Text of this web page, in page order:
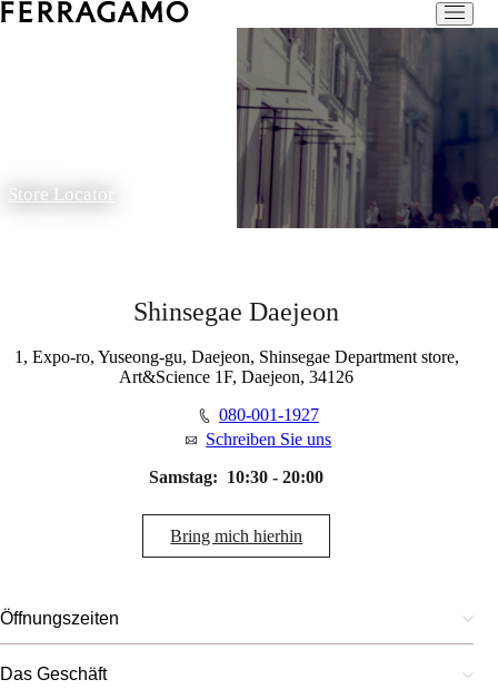
Store Locator
Shinsegae Daejeon
1, Expo-ro, Yuseong-gu, Daejeon, Shinsegae Department store,
Art&Science 1F, Daejeon, 34126
080-001-1927
Schreiben Sie uns
Samstag: 10:30 - 20:00
Bring mich hierhin
Öffnungszeiten
Das Geschäft